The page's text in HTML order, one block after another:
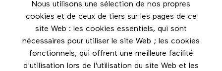
Nous utilisons une sélection de nos propres
cookies et de ceux de tiers sur les pages de ce
site Web : les cookies essentiels, qui sont
nécessaires pour utiliser le site Web ; les cookies
fonctionnels, qui offrent une meilleure facilité
d'utilisation lors de l'utilisation du site Web et les
Infolettre
Restez en contact grâce à l'infolettre
Footer menu
Les éditions Esse